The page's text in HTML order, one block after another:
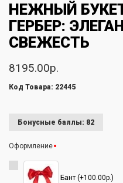
НЕЖНЫЙ
ГЕРБЕР:
СВЕЖЕСТЬ
8195.00р.
Код Товара: 22445
Бонусные баллы: 82
Оформление
Бант (+100.00р.)